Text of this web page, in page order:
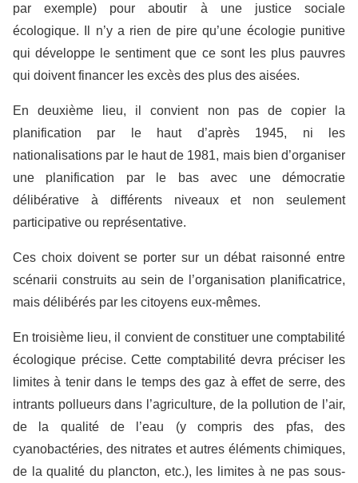
par exemple) pour aboutir à une justice sociale
écologique. Il n’y a rien de pire qu’une écologie punitive
qui développe le sentiment que ce sont les plus pauvres
qui doivent financer les excès des plus des aisées.
En deuxième lieu, il convient non pas de copier la
planification par le haut d’après 1945, ni les
nationalisations par le haut de 1981, mais bien d’organiser
une planification par le bas avec une démocratie
délibérative à différents niveaux et non seulement
participative ou représentative.
Ces choix doivent se porter sur un débat raisonné entre
scénarii construits au sein de l’organisation planificatrice,
mais délibérés par les citoyens eux-mêmes.
En troisième lieu, il convient de constituer une comptabilité
écologique précise. Cette comptabilité devra préciser les
limites à tenir dans le temps des gaz à effet de serre, des
intrants pollueurs dans l’agriculture, de la pollution de l’air,
de la qualité de l’eau (y compris des pfas, des
cyanobactéries, des nitrates et autres éléments chimiques,
de la qualité du plancton, etc.), les limites à ne pas sous-